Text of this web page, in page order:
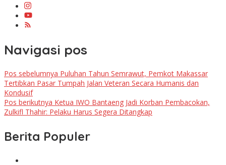
Navigasi pos
Pos sebelumnya Puluhan Tahun Semrawut, Pemkot Makassar
Tertibkan Pasar Tumpah Jalan Veteran Secara Humanis dan
Kondusif
Pos berikutnya Ketua IWO Bantaeng Jadi Korban Pembacokan,
Zulkifl Thahir: Pelaku Harus Segera Ditangkap
Berita Populer